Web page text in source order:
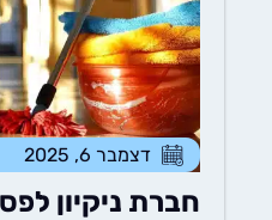
דצמבר 6, 2025
חברת ניקיון לפסח –